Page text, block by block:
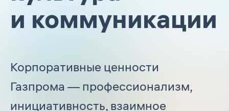
и коммуникации
Корпоративные ценности
Газпрома — профессионализм,
инициативность, взаимное